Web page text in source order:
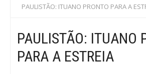
PAULISTÃO: ITUANO PRONTO PARA A
PAULISTÃO: ITUANO
PARA A ESTREIA